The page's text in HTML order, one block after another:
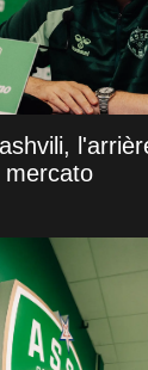
mercato